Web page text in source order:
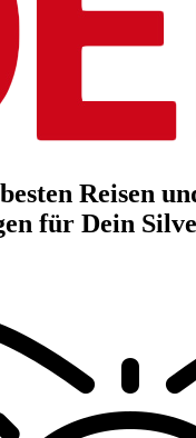
Reisen
für Dein